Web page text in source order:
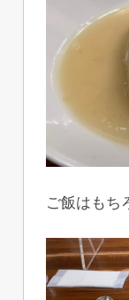
ご飯はもち